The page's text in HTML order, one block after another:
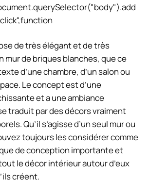
de très élégant et de très
mur de briques blanches, que ce
d’une chambre, d’un salon ou
Le concept est d’une
et a une ambiance
traduit par des décors vraiment
Qu’il s’agisse d’un seul mur ou
toujours les considérer comme
de conception importante et
le décor intérieur autour d’eux
créent.